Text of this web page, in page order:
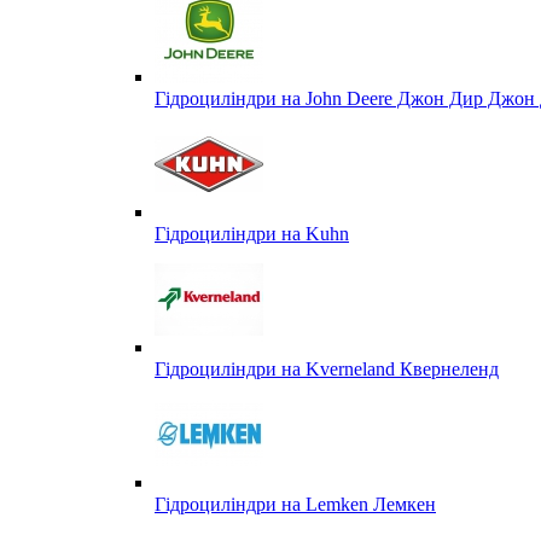
Гідроциліндри на John Deere Джон Дир Джон
Гідроциліндри на Kuhn
Гідроциліндри на Kverneland Квернеленд
Гідроциліндри на Lemken Лемкен